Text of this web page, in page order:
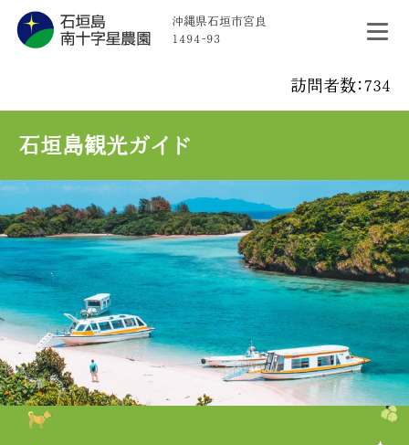
沖縄県石垣市宮良
1494-93
訪問者数：734
石垣島観光ガイド